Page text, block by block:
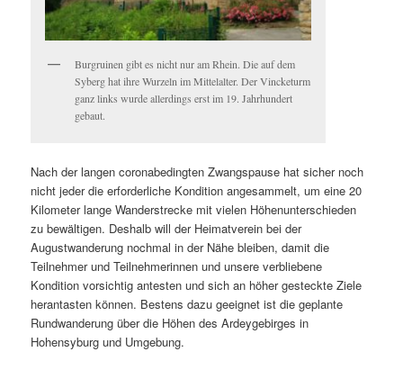
Burgruinen gibt es nicht nur am Rhein. Die auf dem
Syberg hat ihre Wurzeln im Mittelalter. Der Vincketurm
ganz links wurde allerdings erst im 19. Jahrhundert
gebaut.
Nach der langen coronabedingten Zwangspause hat sicher noch
nicht jeder die erforderliche Kondition angesammelt, um eine 20
Kilometer lange Wanderstrecke mit vielen Höhenunterschieden
zu bewältigen. Deshalb will der Heimatverein bei der
Augustwanderung nochmal in der Nähe bleiben, damit die
Teilnehmer und Teilnehmerinnen und unsere verbliebene
Kondition vorsichtig antesten und sich an höher gesteckte Ziele
herantasten können. Bestens dazu geeignet ist die geplante
Rundwanderung über die Höhen des Ardeygebirges in
Hohensyburg und Umgebung.